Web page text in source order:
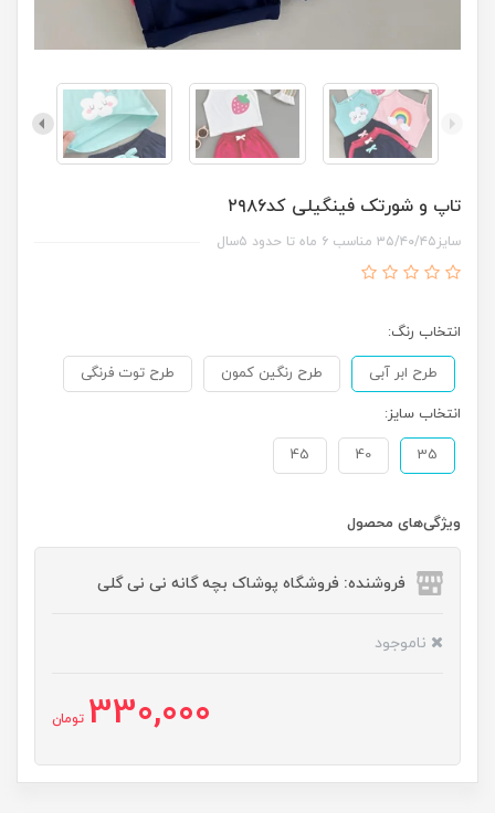
تاپ و شورتک فینگیلی کد۲۹۸۶
سایز۳۵/۴۰/۴۵ مناسب ۶ ماه تا حدود ۵سال
انتخاب رنگ:
طرح ابر آبی طرح رنگین کمون طرح توت فرنگی
انتخاب سایز:
35
40
45
ویژگی‌های محصول
فروشنده: فروشگاه پوشاک بچه گانه نی نی گلی
ناموجود
330,000 تومان